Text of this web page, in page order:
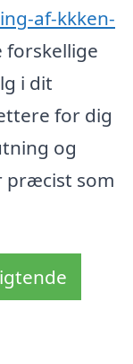
af-kkken-
forskellige
i dit
for dig
og
præcist som